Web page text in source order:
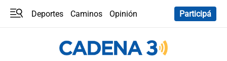
Deportes Caminos
Opinión
Participá